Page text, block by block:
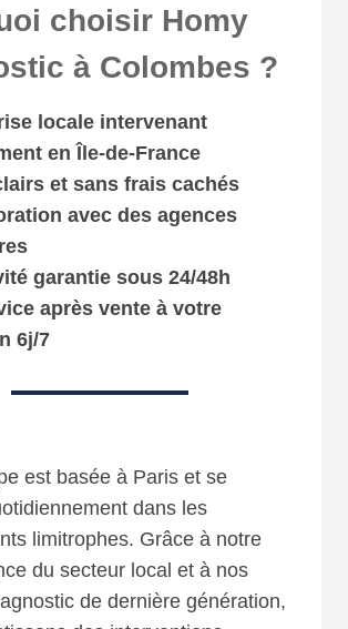
choisir Homy
à Colombes ?
locale intervenant
en Île-de-France
et sans frais cachés
avec des agences
garantie sous 24/48h
après vente à votre
6j/7
est basée à Paris et se
dans les
limitrophes. Grâce à notre
du secteur local et à nos
de dernière génération,